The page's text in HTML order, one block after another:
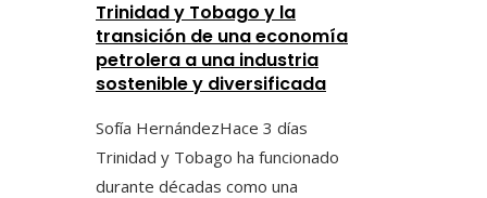
Trinidad y Tobago y la
transición de una economía
petrolera a una industria
sostenible y diversificada
Sofía HernándezHace 3 días
Trinidad y Tobago ha funcionado
durante décadas como una